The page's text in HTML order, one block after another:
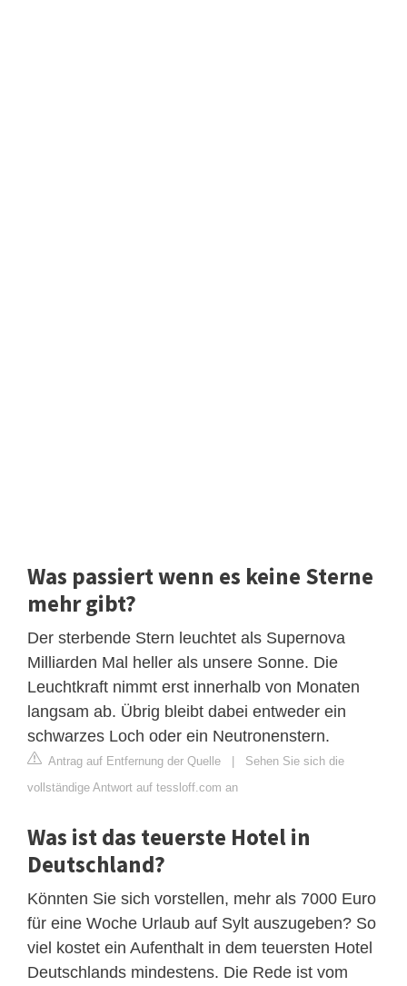
Was passiert wenn es keine Sterne
mehr gibt?
Der sterbende Stern leuchtet als Supernova
Milliarden Mal heller als unsere Sonne. Die
Leuchtkraft nimmt erst innerhalb von Monaten
langsam ab. Übrig bleibt dabei entweder ein
schwarzes Loch oder ein Neutronenstern.
Antrag auf Entfernung der Quelle | Sehen Sie sich die
vollständige Antwort auf tessloff.com an
Was ist das teuerste Hotel in
Deutschland?
Könnten Sie sich vorstellen, mehr als 7000 Euro
für eine Woche Urlaub auf Sylt auszugeben? So
viel kostet ein Aufenthalt in dem teuersten Hotel
Deutschlands mindestens. Die Rede ist vom